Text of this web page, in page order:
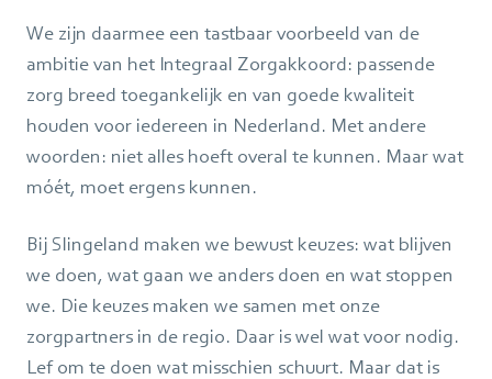
We zijn daarmee een tastbaar voorbeeld van de
ambitie van het Integraal Zorgakkoord: passende
zorg breed toegankelijk en van goede kwaliteit
houden voor iedereen in Nederland. Met andere
woorden: niet alles hoeft overal te kunnen. Maar wat
móét, moet ergens kunnen.
Bij Slingeland maken we bewust keuzes: wat blijven
we doen, wat gaan we anders doen en wat stoppen
we. Die keuzes maken we samen met onze
zorgpartners in de regio. Daar is wel wat voor nodig.
Lef om te doen wat misschien schuurt. Maar dat is